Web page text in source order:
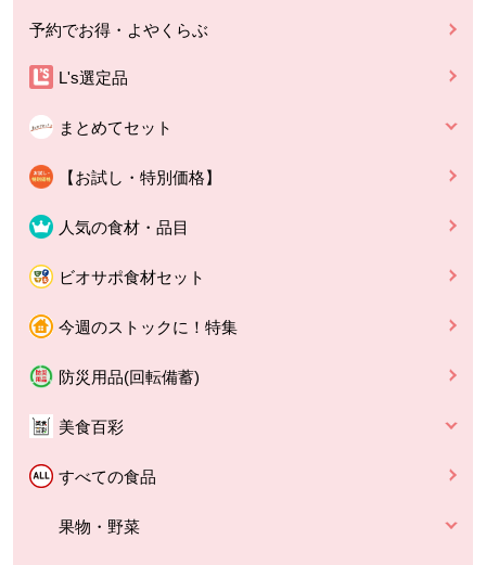
予約でお得・よやくらぶ
L's選定品
まとめてセット
【お試し・特別価格】
人気の食材・品目
ビオサポ食材セット
今週のストックに！特集
防災用品(回転備蓄)
美食百彩
すべての食品
果物・野菜